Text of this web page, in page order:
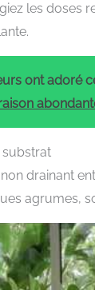
les doses
ont adoré
substrat
drainant
agrumes,